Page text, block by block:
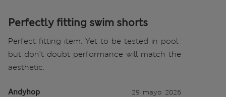
Perfectly fitting swim shorts
Perfect fitting item. Yet to be tested in pool
but don't doubt performance will match the
aesthetic.
Andyhop 29 mayo 2026